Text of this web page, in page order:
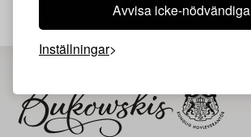
Avvisa icke-nödvändiga
Inställningar